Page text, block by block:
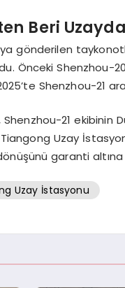
Beri
gönderilen
Önceki
Shenzhou-21
21 ekibinin
Uzay
garanti altına
Uzay İstasyonu